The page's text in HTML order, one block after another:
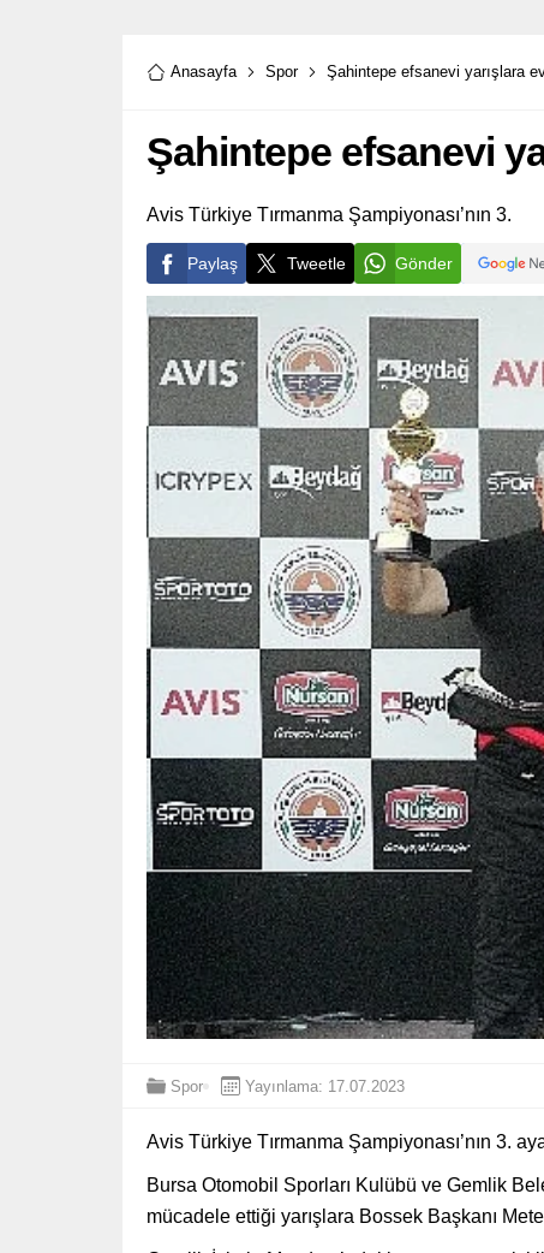
Anasayfa Spor Şahintepe efsanevi yarışlara
Şahintepe efsanevi
Avis Türkiye Tırmanma Şampiyonası’nın 3.
Paylaş Tweetle Gönder
Spor Yayınlama: 17.07.2023
Avis Türkiye Tırmanma Şampiyonası’nın 3.
Bursa Otomobil Sporları Kulübü ve Gemlik
mücadele ettiği yarışlara Bossek Başkanı